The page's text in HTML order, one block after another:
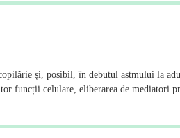
și, posibil, în debutul astmului la
funcții celulare, eliberarea de mediatori